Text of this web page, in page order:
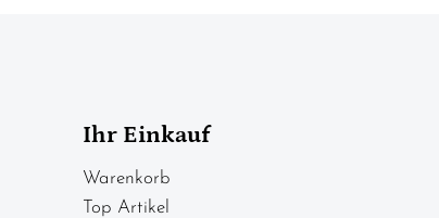
Ihr Einkauf
Warenkorb
Top Artikel